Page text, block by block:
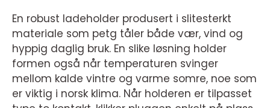
En robust ladeholder produsert i slitesterkt
materiale som petg tåler både vær, vind og
hyppig daglig bruk. En slike løsning holder
formen også når temperaturen svinger
mellom kalde vintre og varme somre, noe som
er viktig i norsk klima. Når holderen er tilpasset